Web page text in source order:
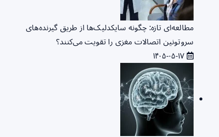
مطالعه‌ای تازه: چگونه سایکدلیک‌ها از طریق گیرنده‌های
سروتونین اتصالات مغزی را تقویت می‌کنند؟